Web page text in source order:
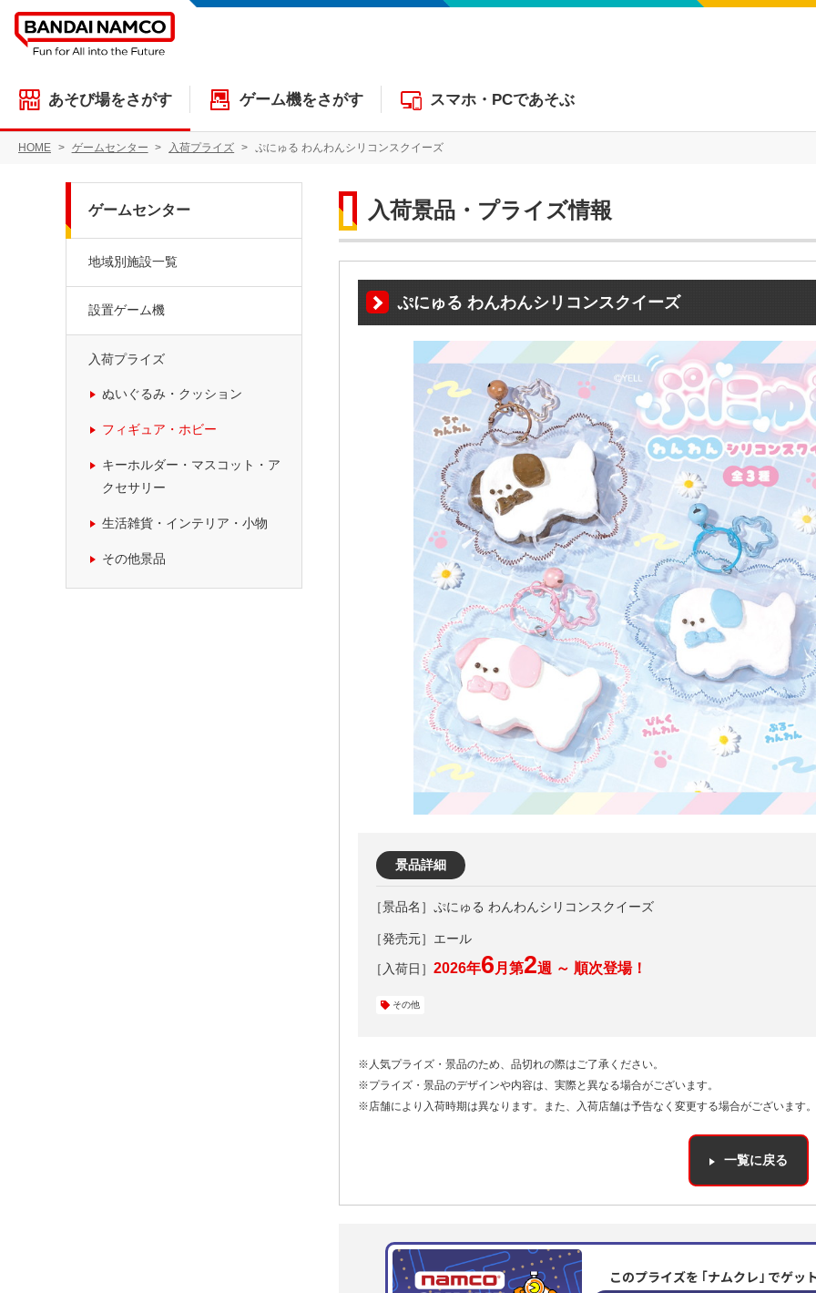
あそび場をさがす ゲーム機をさがす スマホ・PCであそぶ
HOME ゲームセンター 入荷プライズ ぷにゅる わんわんシリコンスクイーズ
入荷景品・プライズ情報
ぷにゅる わんわんシリコンスクイーズ
景品詳細
ぷにゅる わんわんシリコンスクイーズ
［発売元］エール
2026年6 月第2週 ～ 順次登場！
その他
※人気プライズ・景品のため、品切れの際はご了承ください。
※プライズ・景品のデザインや内容は、実際と異なる場合がございます。
※店舗により入荷時期は異なります。また、入荷店舗は予告なく変更する場合がございます。
一覧に戻る
このプライズを ｢ナムクレ｣ でゲッ
ゲームセンター
地域別施設一覧
設置ゲーム機
入荷プライズ
ぬいぐるみ・クッション
フィギュア・ホビー
キーホルダー・マスコット・ア
クセサリー
生活雑貨・インテリア・小物
その他景品